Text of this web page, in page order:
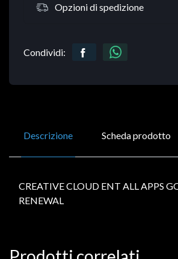
Opzioni di spedizione
Condividi:
Descrizione Scheda prodotto
CREATIVE CLOUD ENT ALL APPS
RENEWAL